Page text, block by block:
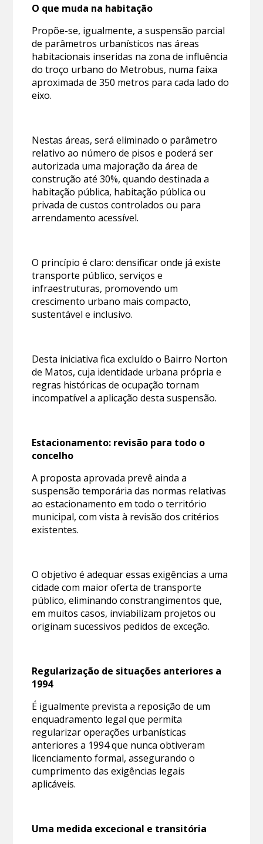
O que muda na habitação
Propõe-se, igualmente, a suspensão parcial
de parâmetros urbanísticos nas áreas
habitacionais inseridas na zona de influência
do troço urbano do Metrobus, numa faixa
aproximada de 350 metros para cada lado do
eixo.
Nestas áreas, será eliminado o parâmetro
relativo ao número de pisos e poderá ser
autorizada uma majoração da área de
construção até 30%, quando destinada a
habitação pública, habitação pública ou
privada de custos controlados ou para
arrendamento acessível.
O princípio é claro: densificar onde já existe
transporte público, serviços e
infraestruturas, promovendo um
crescimento urbano mais compacto,
sustentável e inclusivo.
Desta iniciativa fica excluído o Bairro Norton
de Matos, cuja identidade urbana própria e
regras históricas de ocupação tornam
incompatível a aplicação desta suspensão.
Estacionamento: revisão para todo o
concelho
A proposta aprovada prevê ainda a
suspensão temporária das normas relativas
ao estacionamento em todo o território
municipal, com vista à revisão dos critérios
existentes.
O objetivo é adequar essas exigências a uma
cidade com maior oferta de transporte
público, eliminando constrangimentos que,
em muitos casos, inviabilizam projetos ou
originam sucessivos pedidos de exceção.
Regularização de situações anteriores a
1994
É igualmente prevista a reposição de um
enquadramento legal que permita
regularizar operações urbanísticas
anteriores a 1994 que nunca obtiveram
licenciamento formal, assegurando o
cumprimento das exigências legais
aplicáveis.
Uma medida excecional e transitória